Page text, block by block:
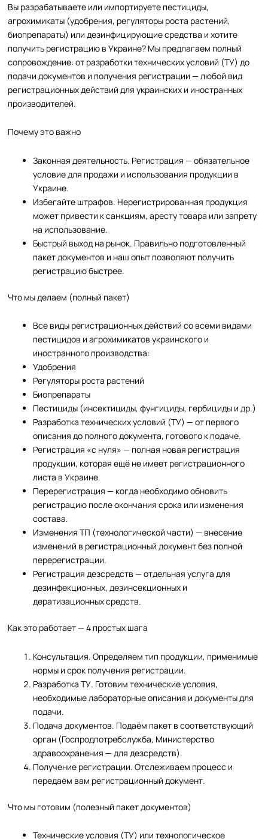
Вы разрабатываете или импортируете пестициды,
агрохимикаты (удобрения, регуляторы роста растений,
биопрепараты) или дезинфицирующие средства и хотите
получить регистрацию в Украине? Мы предлагаем полный
сопровождение: от разработки технических условий (ТУ) до
подачи документов и получения регистрации — любой вид
регистрационных действий для украинских и иностранных
производителей.
Почему это важно
Законная деятельность. Регистрация — обязательное
условие для продажи и использования продукции в
Украине.
Избегайте штрафов. Нерегистрированная продукция
может привести к санкциям, аресту товара или запрету
на использование.
Быстрый выход на рынок. Правильно подготовленный
пакет документов и наш опыт позволяют получить
регистрацию быстрее.
Что мы делаем (полный пакет)
Все виды регистрационных действий со всеми видами
пестицидов и агрохимикатов украинского и
иностранного производства:
Удобрения
Регуляторы роста растений
Биопрепараты
Пестициды (инсектициды, фунгициды, гербициды и др.)
Разработка технических условий (ТУ) — от первого
описания до полного документа, готового к подаче.
Регистрация «с нуля» — полная новая регистрация
продукции, которая ещё не имеет регистрационного
листа в Украине.
Перерегистрация — когда необходимо обновить
регистрацию после окончания срока или изменения
состава.
Изменения ТП (технологической части) — внесение
изменений в регистрационный документ без полной
перерегистрации.
Регистрация дезсредств — отдельная услуга для
дезинфекционных, дезинсекционных и
дератизационных средств.
Как это работает — 4 простых шага
Консультация. Определяем тип продукции, применимые
нормы и срок получения регистрации.
Разработка ТУ. Готовим технические условия,
необходимые лабораторные описания и документы для
подачи.
Подача документов. Подаём пакет в соответствующий
орган (Госпродпотребслужба, Министерство
здравоохранения — для дезсредств).
Получение регистрации. Отслеживаем процесс и
передаём вам регистрационный документ.
Что мы готовим (полезный пакет документов)
Технические условия (ТУ) или технологическое